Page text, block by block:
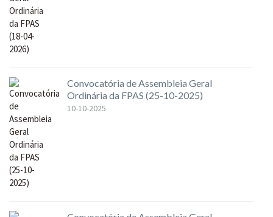
Convocatória de Assembleia Geral
Ordinária da FPAS (25-10-2025)
10-10-2025